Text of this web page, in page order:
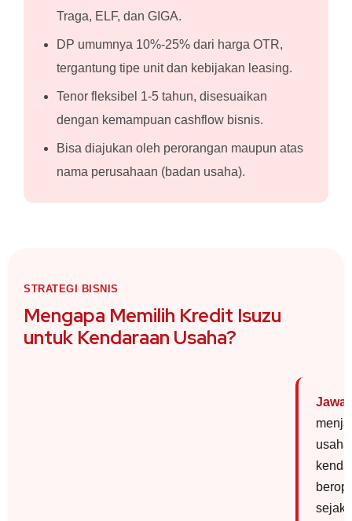
Traga, ELF, dan GIGA.
DP umumnya 10%-25% dari harga OTR,
tergantung tipe unit dan kebijakan leasing.
Tenor fleksibel 1-5 tahun, disesuaikan
dengan kemampuan cashflow bisnis.
Bisa diajukan oleh perorangan maupun atas
nama perusahaan (badan usaha).
STRATEGI BISNIS
Mengapa Memilih Kredit Isuzu
untuk Kendaraan Usaha?
sejak